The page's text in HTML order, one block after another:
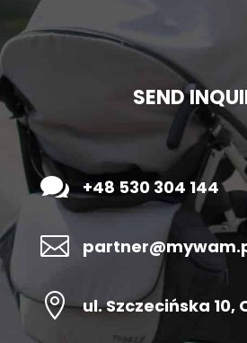
SEND
 +48 530 304 144

 ul. Szczecińska 10,